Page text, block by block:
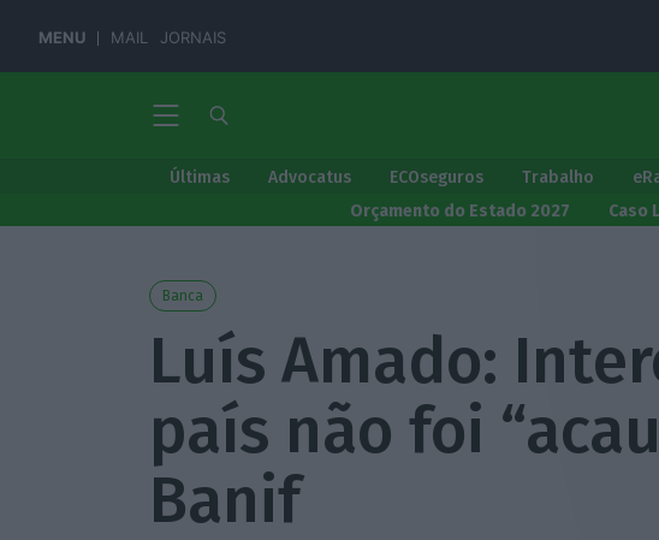
MENU MAIL JORNAIS
Últimas Advocatus ECOseguros Trabalho
Orçamento do Estado 2027
Caso
Banca
Luís Amado:
país não foi
Banif